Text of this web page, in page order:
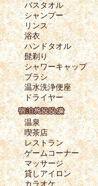
バスタオル
シャンプー
リンス
浴衣
ハンドタオル
髭剃り
シャワーキャップ
ブラシ
温水洗浄便座
ドライヤー
温泉
喫茶店
レストラン
ゲームコーナー
マッサージ
貸しアイロン
カラオケ